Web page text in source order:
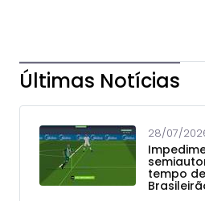
Últimas Notícias
28/07/
tempo